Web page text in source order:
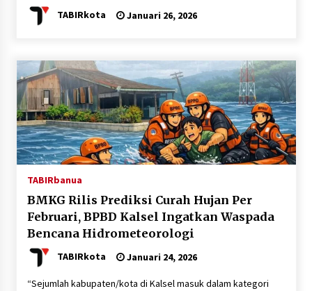
TABIRkota Januari 26, 2026
TABIRbanua
BMKG Rilis Prediksi Curah Hujan Per
Februari, BPBD Kalsel Ingatkan Waspada
Bencana Hidrometeorologi
TABIRkota Januari 24, 2026
“Sejumlah kabupaten/kota di Kalsel masuk dalam kategori